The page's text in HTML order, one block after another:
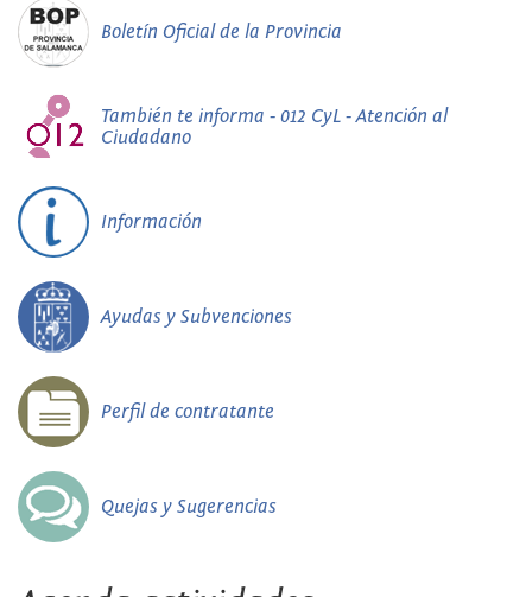
Boletín Oficial de la Provincia
También te informa - 012 CyL - Atención al
Ciudadano
Información
Ayudas y Subvenciones
Perfil de contratante
Quejas y Sugerencias